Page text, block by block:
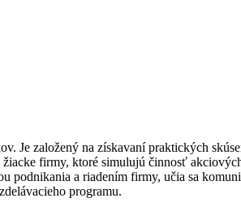
Je založený na získavaní praktických
firmy, ktoré simulujú činnosť
podnikania a riadením firmy, učia sa
programu.